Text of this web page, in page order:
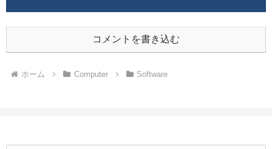
コメントを書き込む
ホーム Computer Software